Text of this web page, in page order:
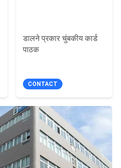
डालने प्रकार चुंबकीय कार्ड
पाठक
CONTACT